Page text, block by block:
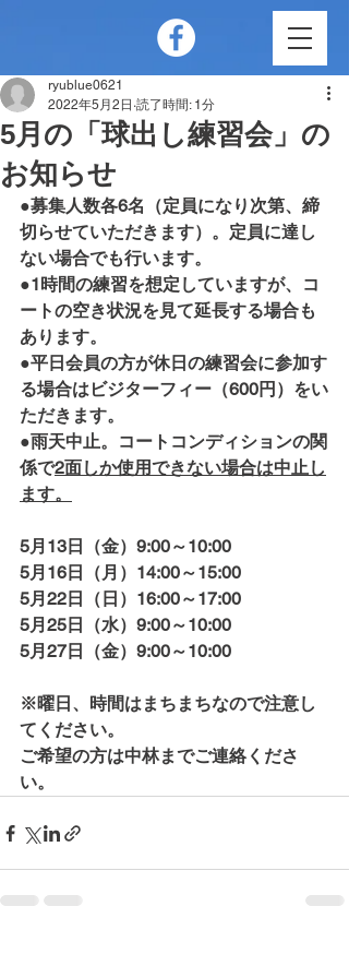
5月の「球出し練習会」の
お知らせ
ryublue0621
2022年5月2日 読了時間: 1分
●募集人数各6名（定員になり次第、締
切らせていただきます）。定員に達し
ない場合でも行います。
●1時間の練習を想定していますが、コ
ートの空き状況を見て延長する場合も
あります。
●平日会員の方が休日の練習会に参加す
る場合はビジターフィー（600円）をい
ただきます。
●雨天中止。コートコンディションの関
係で2面しか使用できない場合は中止し
ます。
5月13日（金）9:00～10:00
5月16日（月）14:00～15:00
5月22日（日）16:00～17:00
5月25日（水）9:00～10:00
5月27日（金）9:00～10:00
※曜日、時間はまちまちなので注意し
てください。
ご希望の方は中林までご連絡くださ
い。